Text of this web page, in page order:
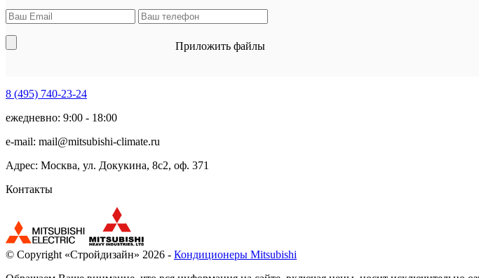
Приложить файлы
8 (495) 740-23-24
ежедневно: 9:00 - 18:00
e-mail: mail@mitsubishi-climate.ru
Адрес: Москва, ул. Докукина, 8с2, оф. 371
Контакты
© Copyright «Стройдизайн» 2026 - Кондиционеры Mitsubishi